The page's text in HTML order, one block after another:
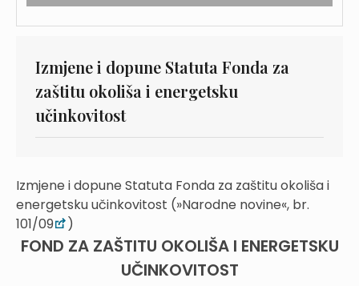
Izmjene i dopune Statuta Fonda za
zaštitu okoliša i energetsku
učinkovitost
Izmjene i dopune Statuta Fonda za zaštitu okoliša i
energetsku učinkovitost (»Narodne novine«, br.
101/09
)
FOND ZA ZAŠTITU OKOLIŠA I ENERGETSKU
UČINKOVITOST